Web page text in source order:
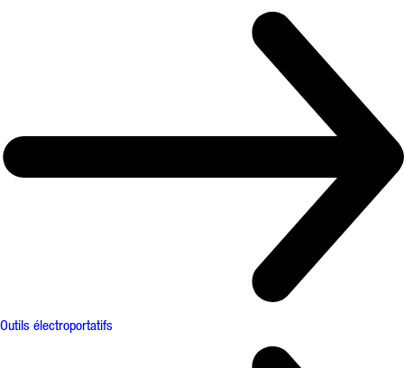
Outils électroportatifs